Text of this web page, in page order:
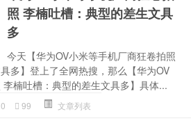
照 李楠吐槽：典型的差生文具
多
今天【华为OV小米等手机厂商狂卷拍照
多】登上了全网热搜，那么【华为OV
楠吐槽：典型的差生文具多】具体...
0 99 文章列表